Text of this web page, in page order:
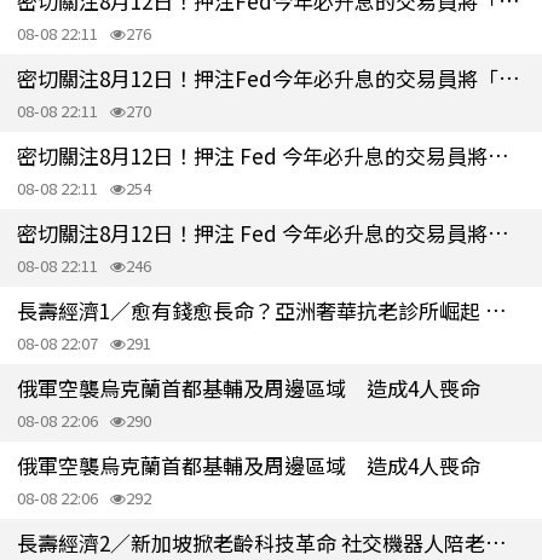
08-08 22:11 276
密切關注8月12日！押注Fed今年必升息的交易員將「投降」
08-08 22:11 270
密切關注8月12日！押注 Fed 今年必升息的交易員將「投降」
08-08 22:11 254
密切關注8月12日！押注 Fed 今年必升息的交易員將「投降」
08-08 22:11 246
長壽經濟1／愈有錢愈長命？亞洲奢華抗老診所崛起 鎖定富人長壽商機
08-08 22:07 291
俄軍空襲烏克蘭首都基輔及周邊區域 造成4人喪命
08-08 22:06 290
俄軍空襲烏克蘭首都基輔及周邊區域 造成4人喪命
08-08 22:06 292
長壽經濟2／新加坡掀老齡科技革命 社交機器人陪老人家 抗失智又防跌